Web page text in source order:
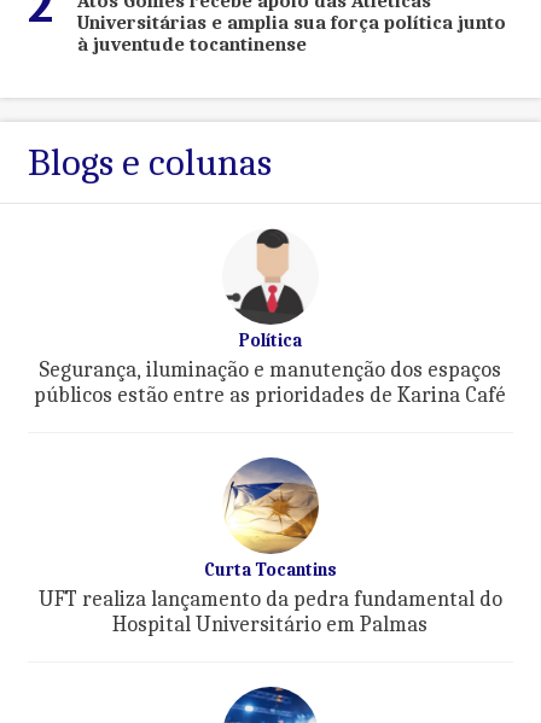
Universitárias e amplia sua força política junto
à juventude tocantinense
Blogs e colunas
Política
Segurança, iluminação e manutenção dos espaços
públicos estão entre as prioridades de Karina Café
Curta Tocantins
UFT realiza lançamento da pedra fundamental do
Hospital Universitário em Palmas